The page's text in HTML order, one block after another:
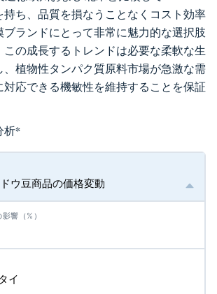
持ち、品質を損なうことなくコスト効率
ブランドにとって非常に魅力的な選択肢
この成長するトレンドは必要な柔軟な生
、植物性タンパク質原料市場が急激な需
応できる機敏性を維持することを保証
析*
ウ豆商品の価格変動
イ